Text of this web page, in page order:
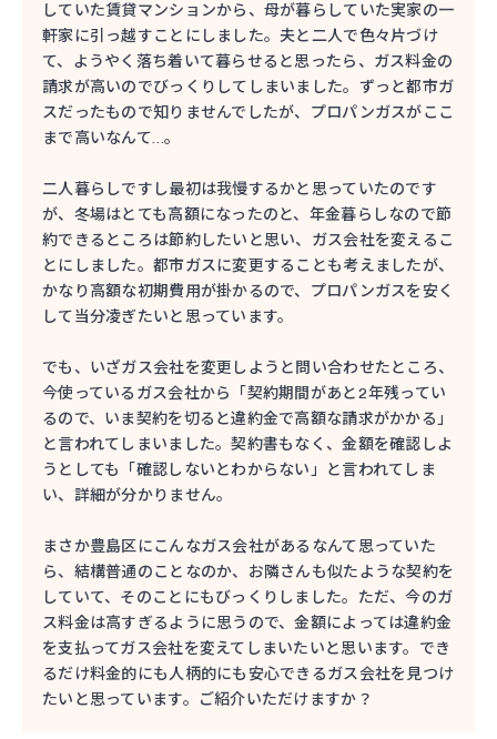
していた賃貸マンションから、母が暮らしていた実家の一
軒家に引っ越すことにしました。夫と二人で色々片づけ
て、ようやく落ち着いて暮らせると思ったら、ガス料金の
請求が高いのでびっくりしてしまいました。ずっと都市ガ
スだったもので知りませんでしたが、プロパンガスがここ
まで高いなんて…。
二人暮らしですし最初は我慢するかと思っていたのです
が、冬場はとても高額になったのと、年金暮らしなので節
約できるところは節約したいと思い、ガス会社を変えるこ
とにしました。都市ガスに変更することも考えましたが、
かなり高額な初期費用が掛かるので、プロパンガスを安く
して当分凌ぎたいと思っています。
でも、いざガス会社を変更しようと問い合わせたところ、
今使っているガス会社から「契約期間があと2年残ってい
るので、いま契約を切ると違約金で高額な請求がかかる」
と言われてしまいました。契約書もなく、金額を確認しよ
うとしても「確認しないとわからない」と言われてしま
い、詳細が分かりません。
まさか豊島区にこんなガス会社があるなんて思っていた
ら、結構普通のことなのか、お隣さんも似たような契約を
していて、そのことにもびっくりしました。ただ、今のガ
ス料金は高すぎるように思うので、金額によっては違約金
を支払ってガス会社を変えてしまいたいと思います。でき
るだけ料金的にも人柄的にも安心できるガス会社を見つけ
たいと思っています。ご紹介いただけますか？